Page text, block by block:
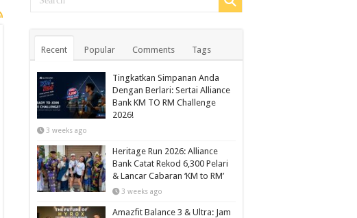
Recent Popular Comments Tags
Tingkatkan Simpanan Anda
Dengan Berlari: Sertai Alliance
Bank KM TO RM Challenge
2026!
3 weeks ago
Heritage Run 2026: Alliance
Bank Catat Rekod 6,300 Pelari
& Lancar Cabaran ‘KM to RM’
3 weeks ago
Amazfit Balance 3 & Ultra: Jam